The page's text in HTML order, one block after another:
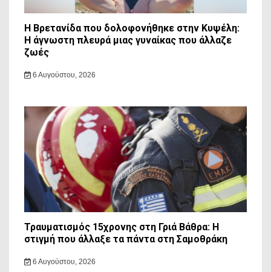
Η Βρετανίδα που δολοφονήθηκε στην Κυψέλη:
Η άγνωστη πλευρά μιας γυναίκας που άλλαζε
ζωές
6 Αυγούστου, 2026
Τραυματισμός 15χρονης στη Γριά Βάθρα: Η
στιγμή που άλλαξε τα πάντα στη Σαμοθράκη
6 Αυγούστου, 2026